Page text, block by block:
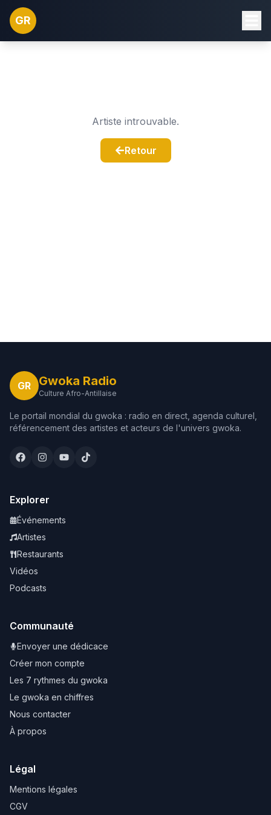
GR
Artiste introuvable.
Retour
GR Gwoka Radio
Culture Afro-Antillaise
Le portail mondial du gwoka : radio en direct, agenda culturel,
référencement des artistes et acteurs de l'univers gwoka.
Explorer
Événements
Artistes
Restaurants
Vidéos
Podcasts
Communauté
Envoyer une dédicace
Créer mon compte
Les 7 rythmes du gwoka
Le gwoka en chiffres
Nous contacter
À propos
Légal
Mentions légales
CGV